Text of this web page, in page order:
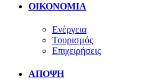
ΟΙΚΟΝΟΜΙΑ
Ενέργεια
Τουρισμός
Επιχειρήσεις
ΑΠΟΨΗ